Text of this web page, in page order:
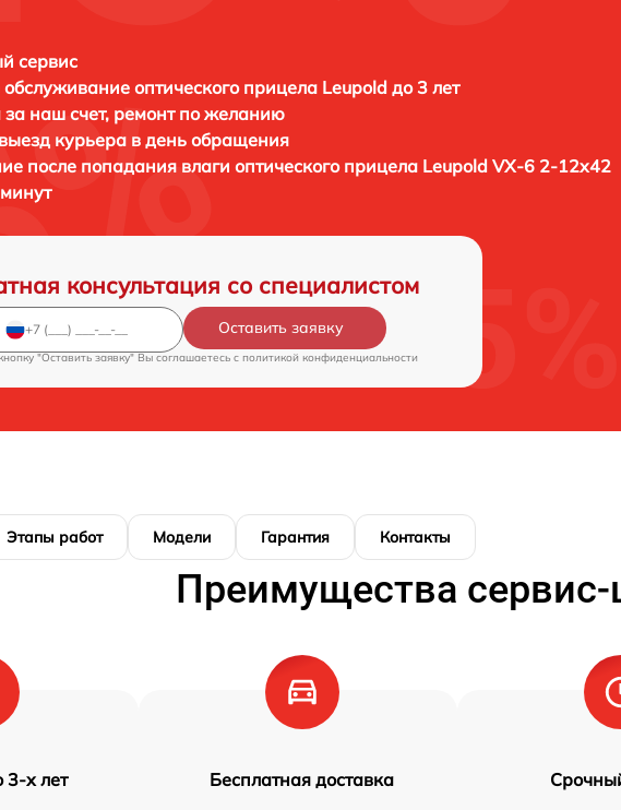
сервис
обслуживание оптического прицела Leupold до 3 лет
наш счет, ремонт по желанию
курьера в день обращения
после попадания влаги оптического прицела Leupold VX-6 2-12x42
консультация со специалистом
Оставить заявку
"Оставить заявку" Вы соглашаетесь c политикой конфиденциальности
Этапы работ Модели Гарантия Контакты
Преимущества сервис-
3-х лет Бесплатная доставка